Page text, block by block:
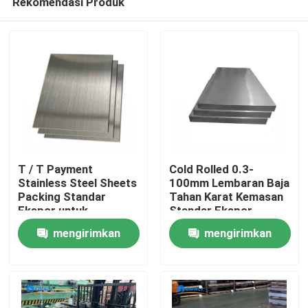
Rumah
Video
T / T Payment
Stainless Steel Sheets
Packing Standar
Ekspor untuk
Penggunaan Industri
mengirimkan
Cold Rolled 0.3-
100mm Lembaran Baja
Tahan Karat Kemasan
Standar Ekspor
mengirimkan